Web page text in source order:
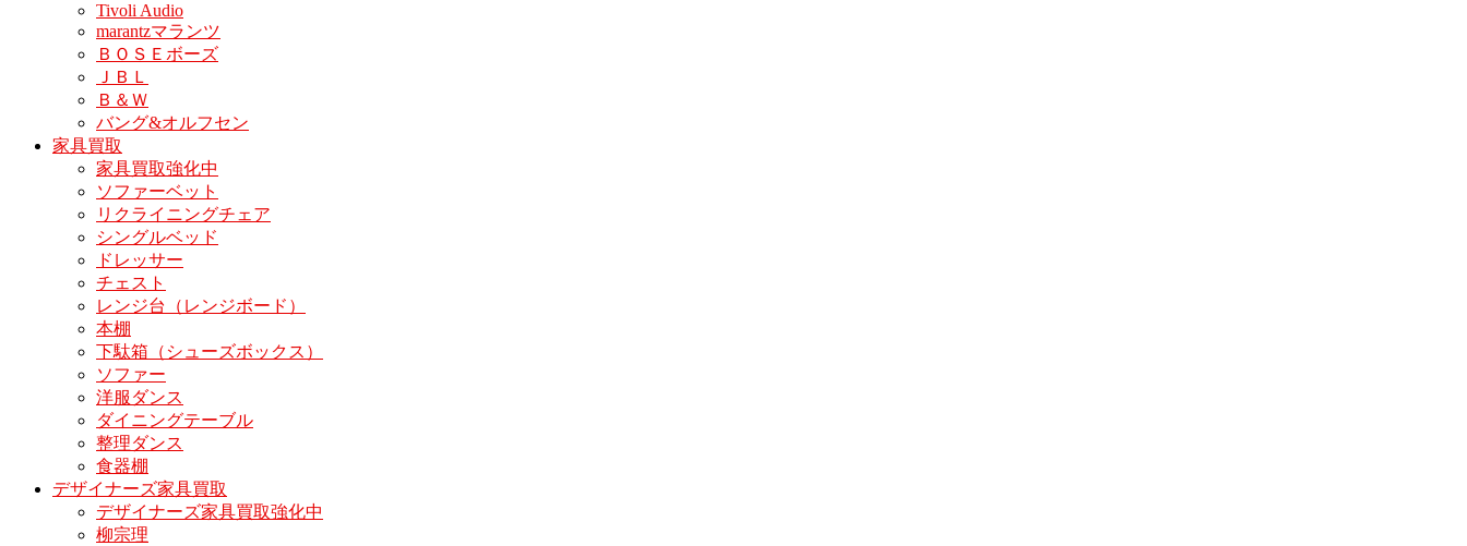
Tivoli Audio
marantzマランツ
ＢＯＳＥボーズ
ＪＢＬ
Ｂ＆Ｗ
バング&オルフセン
家具買取
家具買取強化中
ソファーベット
リクライニングチェア
シングルベッド
ドレッサー
チェスト
レンジ台（レンジボード）
本棚
下駄箱（シューズボックス）
ソファー
洋服ダンス
ダイニングテーブル
整理ダンス
食器棚
デザイナーズ家具買取
デザイナーズ家具買取強化中
柳宗理